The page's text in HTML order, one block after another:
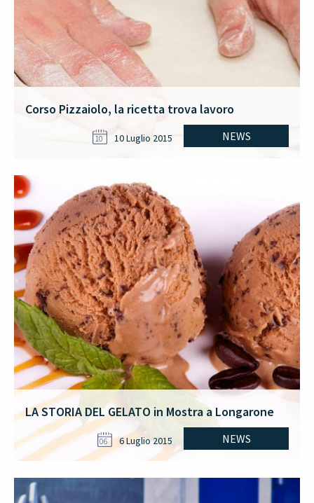
Corso Pizzaiolo, la ricetta trova lavoro
NEWS
10 10 Luglio 2015
LA STORIA DEL GELATO in Mostra a Longarone
NEWS
06 6 Luglio 2015